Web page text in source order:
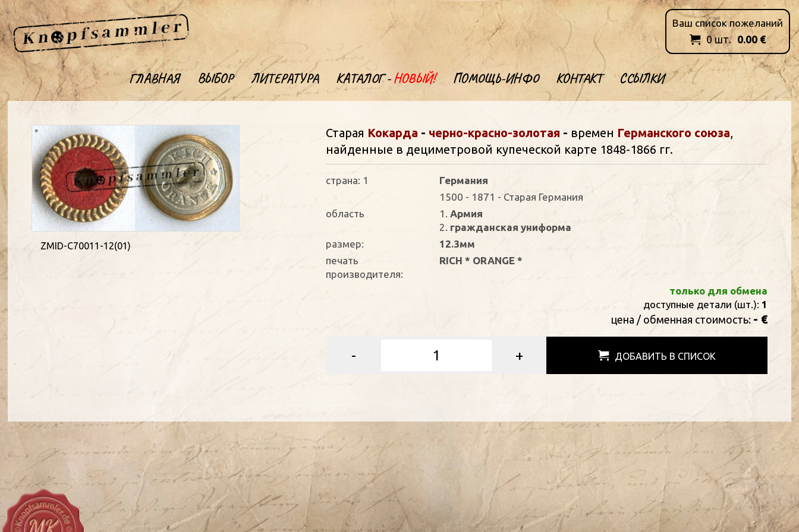
ГЛАВНАЯ ВЫБОР ЛИТЕРАТУРА КАТАЛОГ -НОВЫЙ! ПОМОЩЬ-ИНФО КОНТАКТ ССЫЛКИ
Ваш список пожеланий
 0шт. 0.00 €
ZMID-C70011-12(01)
Старая Кокарда - черно-красно-золотая - времен Германского союза,
найденные в дециметровой купеческой карте 1848-1866 гг.
страна: 1
Германия
1500 - 1871 - Старая Германия
oбласть
1. Армия
2. гражданская униформа
размер:
12.3мм
печать
производителя:
RICH * ORANGE *
только для обмена
доступные детали (шт.): 1
цена / oбменная стоимость: - €
- + ДОБАВИТЬ В СПИСОК